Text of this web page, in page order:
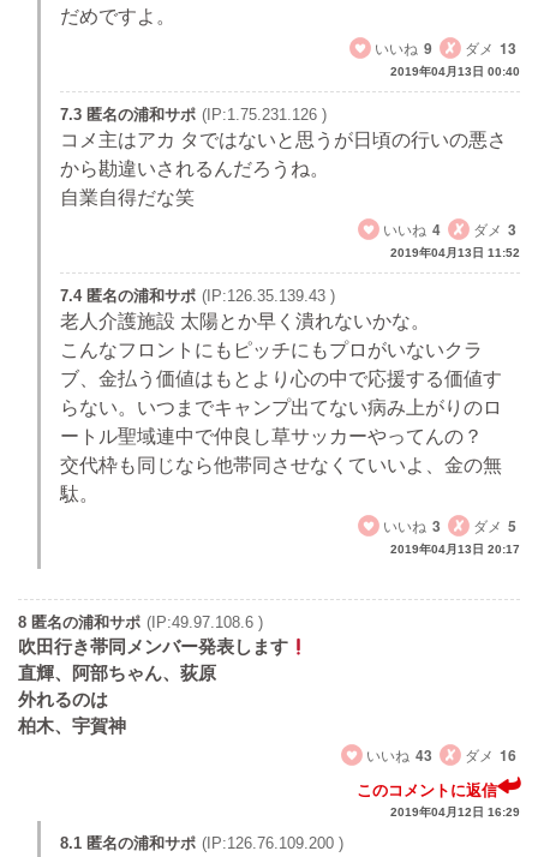
だめですよ。
いいね 9 ダメ 13
2019年04月13日 00:40
7.3 匿名の浦和サポ (IP:1.75.231.126 )
コメ主はアカ タではないと思うが日頃の行いの悪さ
から勘違いされるんだろうね。
自業自得だな笑
いいね 4 ダメ 3
2019年04月13日 11:52
7.4 匿名の浦和サポ (IP:126.35.139.43 )
老人介護施設 太陽とか早く潰れないかな。
こんなフロントにもピッチにもプロがいないクラ
ブ、金払う価値はもとより心の中で応援する価値す
らない。いつまでキャンプ出てない病み上がりのロ
ートル聖域連中で仲良し草サッカーやってんの？
交代枠も同じなら他帯同させなくていいよ、金の無
駄。
いいね 3 ダメ 5
2019年04月13日 20:17
8 匿名の浦和サポ (IP:49.97.108.6 )
吹田行き帯同メンバー発表します
直輝、阿部ちゃん、荻原
外れるのは
柏木、宇賀神
いいね 43 ダメ 16
このコメントに返信
2019年04月12日 16:29
8.1 匿名の浦和サポ (IP:126.76.109.200 )